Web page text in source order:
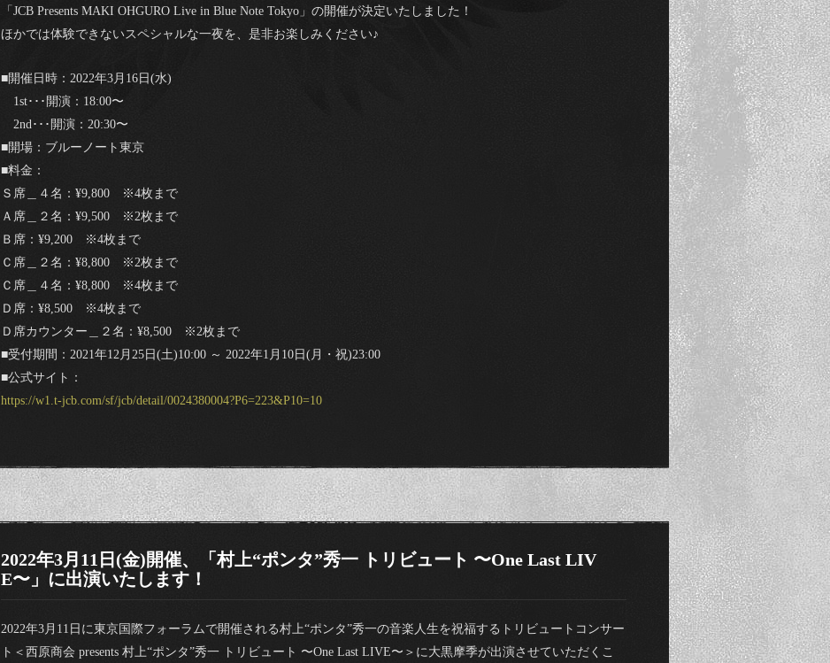
「JCB Presents MAKI OHGURO Live in Blue Note Tokyo」の開催が決定いたしました！
ほかでは体験できないスペシャルな一夜を、是非お楽しみください♪
■開催日時：2022年3月16日(水)
1st･･･開演：18:00〜
2nd･･･開演：20:30〜
■開場：ブルーノート東京
■料金：
Ｓ席＿４名：¥9,800 ※4枚まで
Ａ席＿２名：¥9,500 ※2枚まで
Ｂ席：¥9,200 ※4枚まで
Ｃ席＿２名：¥8,800 ※2枚まで
Ｃ席＿４名：¥8,800 ※4枚まで
Ｄ席：¥8,500 ※4枚まで
Ｄ席カウンター＿２名：¥8,500 ※2枚まで
■受付期間：2021年12月25日(土)10:00 ～ 2022年1月10日(月・祝)23:00
■公式サイト：
https://w1.t-jcb.com/sf/jcb/detail/0024380004?P6=223&P10=10
2022年3月11日(金)開催、「村上“ポンタ”秀一 トリビュート 〜One Last LIV
E〜」に出演いたします！
2022年3月11日に東京国際フォーラムで開催される村上“ポンタ”秀一の音楽人生を祝福するトリビュートコンサー
ト＜西原商会 presents 村上“ポンタ”秀一 トリビュート 〜One Last LIVE〜＞に大黒摩季が出演させていただくこ